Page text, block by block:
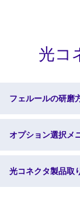
光コ
フェルールの研磨
オプション選択メ
光コネクタ製品取